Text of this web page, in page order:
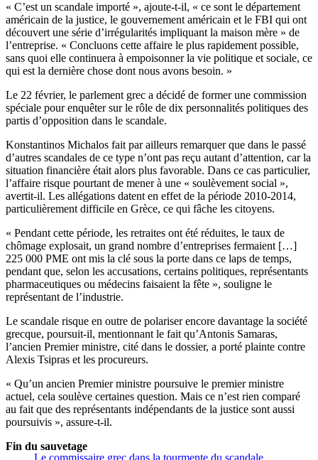
« C’est un scandale importé », ajoute-t-il, « ce sont le département
américain de la justice, le gouvernement américain et le FBI qui ont
découvert une série d’irrégularités impliquant la maison mère » de
l’entreprise. « Concluons cette affaire le plus rapidement possible,
sans quoi elle continuera à empoisonner la vie politique et sociale, ce
qui est la dernière chose dont nous avons besoin. »
Le 22 février, le parlement grec a décidé de former une commission
spéciale pour enquêter sur le rôle de dix personnalités politiques des
partis d’opposition dans le scandale.
Konstantinos Michalos fait par ailleurs remarquer que dans le passé
d’autres scandales de ce type n’ont pas reçu autant d’attention, car la
situation financière était alors plus favorable. Dans ce cas particulier,
l’affaire risque pourtant de mener à une « soulèvement social »,
avertit-il. Les allégations datent en effet de la période 2010-2014,
particulièrement difficile en Grèce, ce qui fâche les citoyens.
« Pendant cette période, les retraites ont été réduites, le taux de
chômage explosait, un grand nombre d’entreprises fermaient […]
225 000 PME ont mis la clé sous la porte dans ce laps de temps,
pendant que, selon les accusations, certains politiques, représentants
pharmaceutiques ou médecins faisaient la fête », souligne le
représentant de l’industrie.
Le scandale risque en outre de polariser encore davantage la société
grecque, poursuit-il, mentionnant le fait qu’Antonis Samaras,
l’ancien Premier ministre, cité dans le dossier, a porté plainte contre
Alexis Tsipras et les procureurs.
« Qu’un ancien Premier ministre poursuive le premier ministre
actuel, cela soulève certaines question. Mais ce n’est rien comparé
au fait que des représentants indépendants de la justice sont aussi
poursuivis », assure-t-il.
Fin du sauvetage